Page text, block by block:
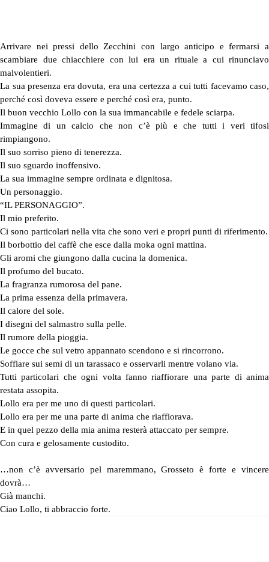
Arrivare nei pressi dello Zecchini con largo anticipo e fermarsi a
scambiare due chiacchiere con lui era un rituale a cui rinunciavo
malvolentieri.
La sua presenza era dovuta, era una certezza a cui tutti facevamo caso,
perché così doveva essere e perché così era, punto.
Il buon vecchio Lollo con la sua immancabile e fedele sciarpa.
Immagine di un calcio che non c’è più e che tutti i veri tifosi
rimpiangono.
Il suo sorriso pieno di tenerezza.
Il suo sguardo inoffensivo.
La sua immagine sempre ordinata e dignitosa.
Un personaggio.
“IL PERSONAGGIO”.
Il mio preferito.
Ci sono particolari nella vita che sono veri e propri punti di riferimento.
Il borbottio del caffè che esce dalla moka ogni mattina.
Gli aromi che giungono dalla cucina la domenica.
Il profumo del bucato.
La fragranza rumorosa del pane.
La prima essenza della primavera.
Il calore del sole.
I disegni del salmastro sulla pelle.
Il rumore della pioggia.
Le gocce che sul vetro appannato scendono e si rincorrono.
Soffiare sui semi di un tarassaco e osservarli mentre volano via.
Tutti particolari che ogni volta fanno riaffiorare una parte di anima
restata assopita.
Lollo era per me uno di questi particolari.
Lollo era per me una parte di anima che riaffiorava.
E in quel pezzo della mia anima resterà attaccato per sempre.
Con cura e gelosamente custodito.
…non c’è avversario pel maremmano, Grosseto è forte e vincere
dovrà…
Già manchi.
Ciao Lollo, ti abbraccio forte.